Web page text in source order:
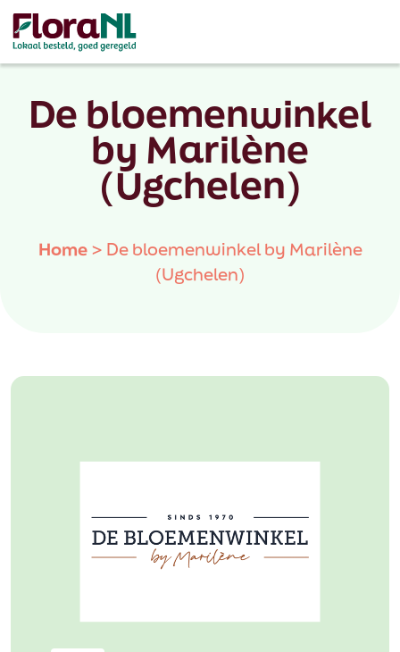
De bloemenwinkel
by Marilène
(Ugchelen)
Home> De bloemenwinkel by Marilène
(Ugchelen)